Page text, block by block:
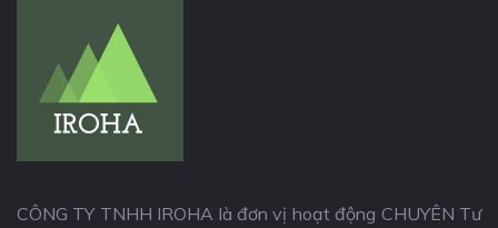
CÔNG TY TNHH IROHA là đơn vị hoạt động CHUYÊN Tư